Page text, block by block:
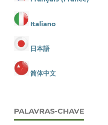
Italiano
日本語
简体中文
PALAVRAS-CHAVE